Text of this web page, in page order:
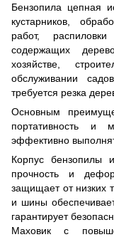
Бензопила цепная
кустарников,
работ,
содержащих
хозяйстве,
обслуживании
требуется резка
Основным
портативность и
эффективно
Корпус бензопилы
прочность и
защищает от низких
и шины
гарантирует
Маховик с